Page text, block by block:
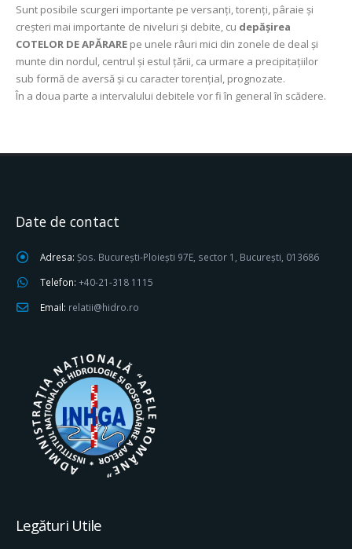
Sunt posibile scurgeri importante pe versanți, torenți, pâraie și
creșteri mai importante de niveluri și debite, cu depășirea
COTELOR DE APĂRARE pe unele râuri mici din zonele de deal și
munte din nordul, centrul şi estul ţării, ca urmare a precipitațiilor
sub formă de aversă şi cu caracter torenţial, prognozate.
În a doua parte a intervalului debitele vor fi în general în scădere.
Date de contact
Adresa: Șos. București-Ploiești 97E, sector 1, București, 013686
Telefon: +40-21-318 1115
Email: relatii@hidro.ro
Legături Utile